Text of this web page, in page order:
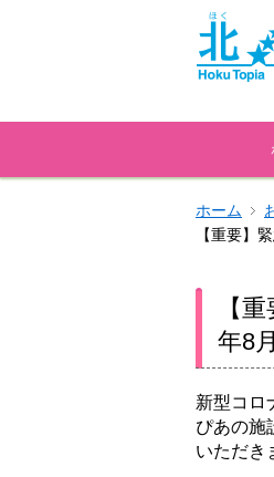
ホーム
【重要】
【
年8
新型コロ
ぴあの施
いただき